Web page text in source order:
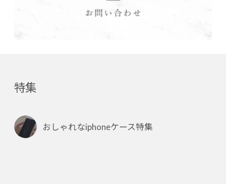
特集
おしゃれなiphoneケース特集